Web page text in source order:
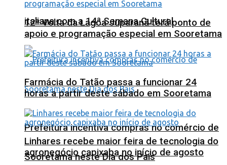
italiana com a 14ª Semana Cultural
Prefeitura incentiva compras no comércio de
Sooretama neste Dia dos Pais
12ª Volta da Lagoa Juparanã terá ponto de
apoio e programação especial em Sooretama
Farmácia do Tatão passa a funcionar 24
horas a partir deste sábado em Sooretama
Linhares recebe maior feira de tecnologia do
agronegócio capixaba no início de agosto